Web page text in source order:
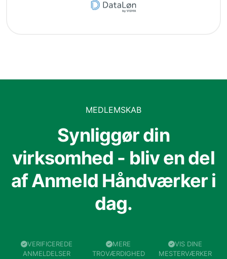
MEDLEMSKAB
Synliggør din
virksomhed - bliv en del
af Anmeld Håndværker i
dag.
VERIFICEREDE
ANMELDELSER
MERE
TROVÆRDIGHED
VIS DINE
MESTERVÆRKER